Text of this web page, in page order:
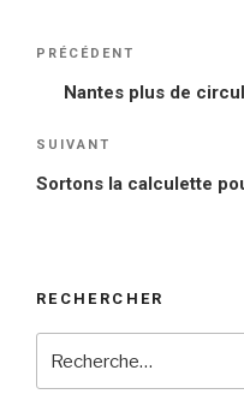
Navigation
Article
précédent
PRÉCÉDENT
Nantes plus de
Article
suivant
SUIVANT
Sortons la calculette
RECHERCHER